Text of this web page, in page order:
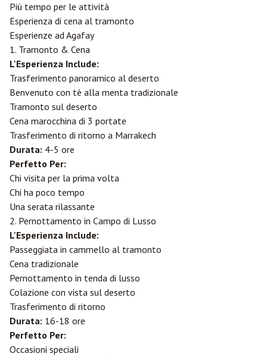
Più tempo per le attività
Esperienza di cena al tramonto
Esperienze ad Agafay
1. Tramonto & Cena
L'Esperienza Include:
Trasferimento panoramico al deserto
Benvenuto con tè alla menta tradizionale
Tramonto sul deserto
Cena marocchina di 3 portate
Trasferimento di ritorno a Marrakech
Durata: 4-5 ore
Perfetto Per:
Chi visita per la prima volta
Chi ha poco tempo
Una serata rilassante
2. Pernottamento in Campo di Lusso
L'Esperienza Include:
Passeggiata in cammello al tramonto
Cena tradizionale
Pernottamento in tenda di lusso
Colazione con vista sul deserto
Trasferimento di ritorno
Durata: 16-18 ore
Perfetto Per:
Occasioni speciali